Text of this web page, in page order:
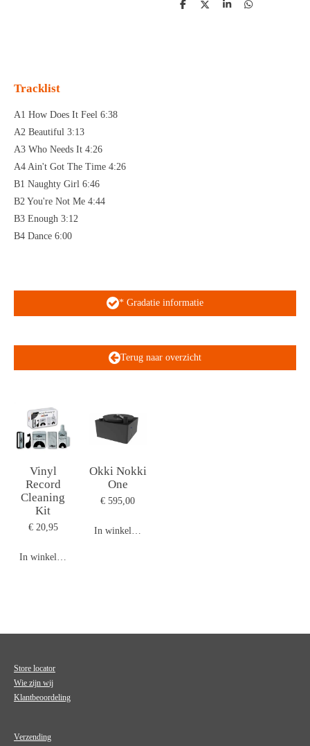
D
D
S
D
Tracklist
A1 How Does It Feel 6:38
A2 Beautiful 3:13
A3 Who Needs It 4:26
A4 Ain't Got The Time 4:26
B1 Naughty Girl 6:46
B2 You're Not Me 4:44
B3 Enough 3:12
B4 Dance 6:00
* Gradatie informatie
Terug naar overzicht
Vinyl
Record
Cleaning
Kit
€ 20,95
In winkelwagen
Okki Nokki
One
€ 595,00
In winkelwagen
Store locator
Wie zijn wij
Klantbeoordeling
Verzending